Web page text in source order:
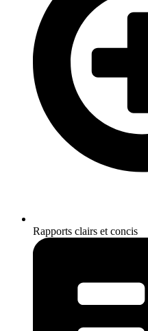
Rapports clairs et concis